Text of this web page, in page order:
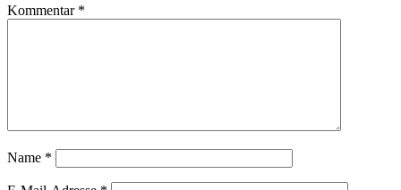
Kommentar *
Name *